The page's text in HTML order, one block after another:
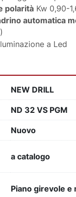
polarità Kw 0,90-
automatica
a Led
NEW DRILL
ND 32 VS PGM
Nuovo
a catalogo
Piano girevole e